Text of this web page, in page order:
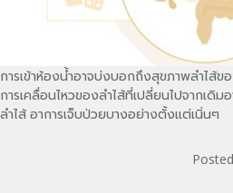
การเข้าห้องน้ำอาจบ่งบอกถึงสุขภาพลำไส้ข
การเคลื่อนไหวของลำไส้ที่เปลี่ยนไปจากเดิ
ลำไส้ อาการเจ็บป่วยบางอย่างตั้งแต่เนิ่นๆ